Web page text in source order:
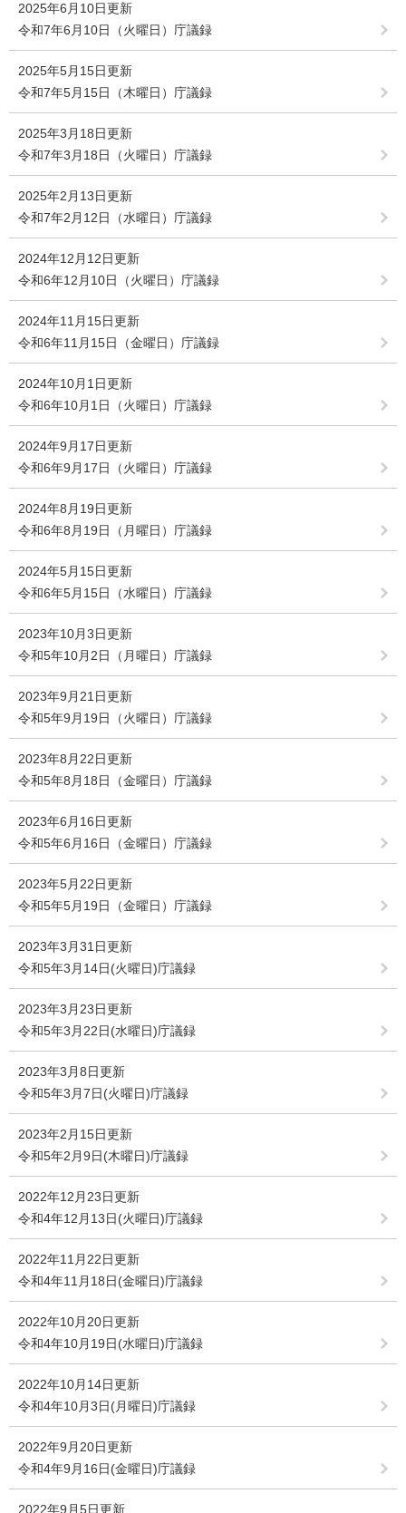
2025年6月10日更新
令和7年6月10日（火曜日）庁議録
2025年5月15日更新
令和7年5月15日（木曜日）庁議録
2025年3月18日更新
令和7年3月18日（火曜日）庁議録
2025年2月13日更新
令和7年2月12日（水曜日）庁議録
2024年12月12日更新
令和6年12月10日（火曜日）庁議録
2024年11月15日更新
令和6年11月15日（金曜日）庁議録
2024年10月1日更新
令和6年10月1日（火曜日）庁議録
2024年9月17日更新
令和6年9月17日（火曜日）庁議録
2024年8月19日更新
令和6年8月19日（月曜日）庁議録
2024年5月15日更新
令和6年5月15日（水曜日）庁議録
2023年10月3日更新
令和5年10月2日（月曜日）庁議録
2023年9月21日更新
令和5年9月19日（火曜日）庁議録
2023年8月22日更新
令和5年8月18日（金曜日）庁議録
2023年6月16日更新
令和5年6月16日（金曜日）庁議録
2023年5月22日更新
令和5年5月19日（金曜日）庁議録
2023年3月31日更新
令和5年3月14日(火曜日)庁議録
2023年3月23日更新
令和5年3月22日(水曜日)庁議録
2023年3月8日更新
令和5年3月7日(火曜日)庁議録
2023年2月15日更新
令和5年2月9日(木曜日)庁議録
2022年12月23日更新
令和4年12月13日(火曜日)庁議録
2022年11月22日更新
令和4年11月18日(金曜日)庁議録
2022年10月20日更新
令和4年10月19日(水曜日)庁議録
2022年10月14日更新
令和4年10月3日(月曜日)庁議録
2022年9月20日更新
令和4年9月16日(金曜日)庁議録
2022年9月5日更新